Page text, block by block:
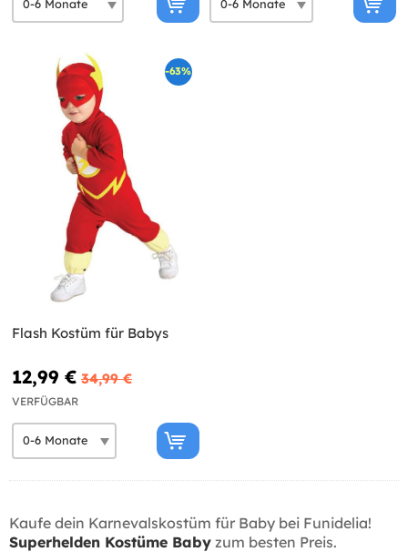
-63%
Flash Kostüm für Babys
12,99 € 34,99 €
VERFÜGBAR
Kaufe dein Karnevalskostüm für Baby bei Funidelia!
Superhelden Kostüme Baby zum besten Preis.